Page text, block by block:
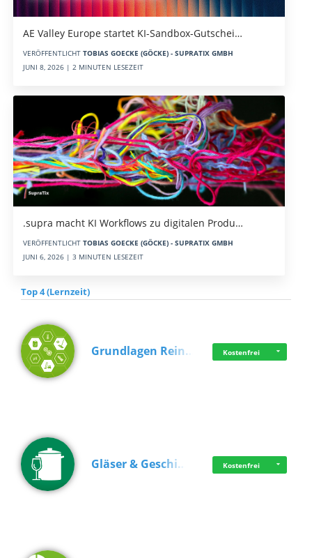
AE Valley Europe startet KI-Sandbox-Gutschei…
VERÖFFENTLICHT TOBIAS GOECKE (GÖCKE) - SUPRATIX GMBH
JUNI 8, 2026 | 2 MINUTEN LESEZEIT
.supra macht KI Workflows zu digitalen Produ…
VERÖFFENTLICHT TOBIAS GOECKE (GÖCKE) - SUPRATIX GMBH
JUNI 6, 2026 | 3 MINUTEN LESEZEIT
Top 4 (Lernzeit)
Grundlagen Rein… Kostenfrei
Gläser & Geschi… Kostenfrei